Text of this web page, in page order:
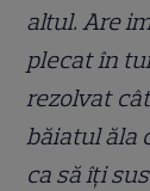
altul. Are
plecat în
rezolvat
băiatul ăla
ca să îți